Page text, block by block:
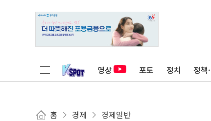
영상 포토 정치 정책
홈 경제 경제일반